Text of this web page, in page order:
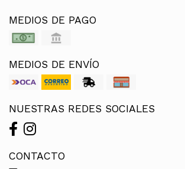
MEDIOS DE PAGO
MEDIOS DE ENVÍO
NUESTRAS REDES SOCIALES
CONTACTO